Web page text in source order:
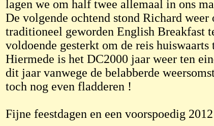
lagen we om half twee allemaal in ons
De volgende ochtend stond Richard
traditioneel geworden English Breakfast
voldoende gesterkt om de reis
Hiermede is het DC2000 jaar weer ten
dit jaar vanwege de belabberde
toch nog even fladderen !
Fijne feestdagen en een voorspoedig